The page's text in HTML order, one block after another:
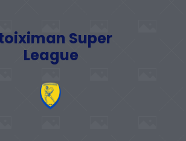
Super
League